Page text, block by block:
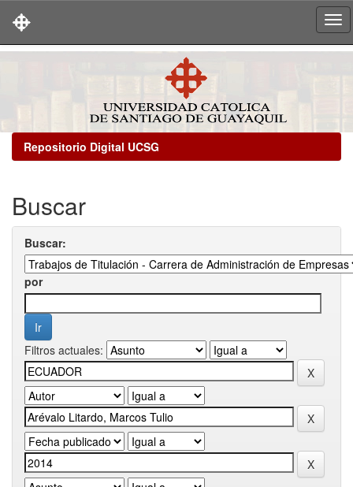
Repositorio Digital UCSG
Buscar
Buscar:
por
Filtros actuales: